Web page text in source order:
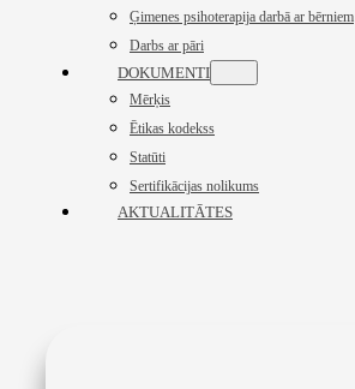
Ģimenes psihoterapija darbā ar bērniem
Darbs ar pāri
DOKUMENTI
Mērķis
Ētikas kodekss
Statūti
Sertifikācijas nolikums
AKTUALITĀTES